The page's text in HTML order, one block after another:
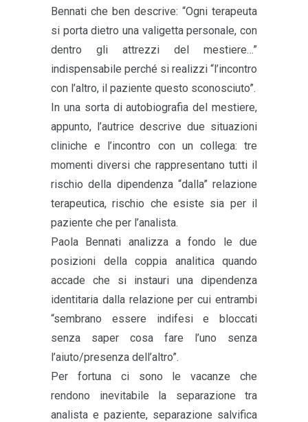
Bennati che ben descrive: “Ogni terapeuta
si porta dietro una valigetta personale, con
dentro gli attrezzi del mestiere…”
indispensabile perché si realizzi “l’incontro
con l’altro, il paziente questo sconosciuto”.
In una sorta di autobiografia del mestiere,
appunto, l’autrice descrive due situazioni
cliniche e l’incontro con un collega: tre
momenti diversi che rappresentano tutti il
rischio della dipendenza “dalla” relazione
terapeutica, rischio che esiste sia per il
paziente che per l’analista.
Paola Bennati analizza a fondo le due
posizioni della coppia analitica quando
accade che si instauri una dipendenza
identitaria dalla relazione per cui entrambi
“sembrano essere indifesi e bloccati
senza saper cosa fare l’uno senza
l’aiuto/presenza dell’altro”.
Per fortuna ci sono le vacanze che
rendono inevitabile la separazione tra
analista e paziente, separazione salvifica